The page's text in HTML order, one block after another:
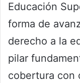
Educación
forma de
derecho a la
pilar
cobertura con